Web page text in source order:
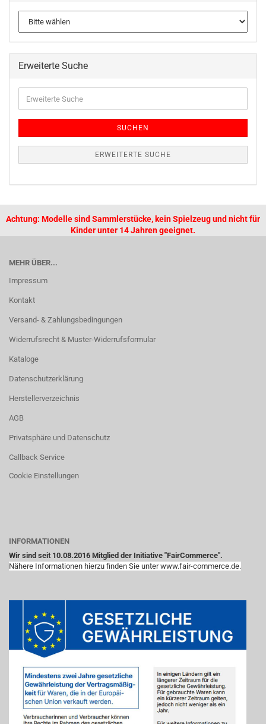
Erweiterte Suche
SUCHEN
ERWEITERTE SUCHE
Achtung: Modelle sind Sammlerstücke, kein Spielzeug und nicht für
Kinder unter 14 Jahren geeignet.
MEHR ÜBER...
Impressum
Kontakt
Versand- & Zahlungsbedingungen
Widerrufsrecht & Muster-Widerrufsformular
Kataloge
Datenschutzerklärung
Herstellerverzeichnis
AGB
Privatsphäre und Datenschutz
Callback Service
Cookie Einstellungen
INFORMATIONEN
Wir sind seit 10.08.2016 Mitglied der Initiative "FairCommerce".
Nähere Informationen hierzu finden Sie unter www.fair-commerce.de.